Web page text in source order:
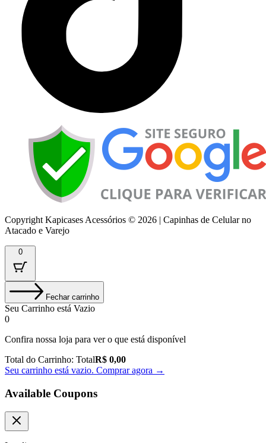
Copyright Kapicases Acessórios © 2026 | Capinhas de Celular no
Atacado e Varejo
0
Fechar carrinho
Seu Carrinho está Vazio
0
Confira nossa loja para ver o que está disponível
Total do Carrinho: TotalR$ 0,00
Seu carrinho está vazio. Comprar agora →
Available Coupons